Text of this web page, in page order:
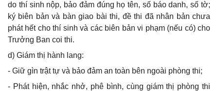
do thí sinh nộp, bảo đảm đúng họ tên, số báo danh, số tờ;
ký biên bản và bàn giao bài thi, đề thi đã nhân bản chưa
phát hết cho thí sinh và các biên bản vi phạm (nếu có) cho
Trưởng Ban coi thi.
d) Giám thị hành lang:
- Giữ gìn trật tự và bảo đảm an toàn bên ngoài phòng thi;
- Phát hiện, nhắc nhở, phê bình, cùng giám thị phòng thi